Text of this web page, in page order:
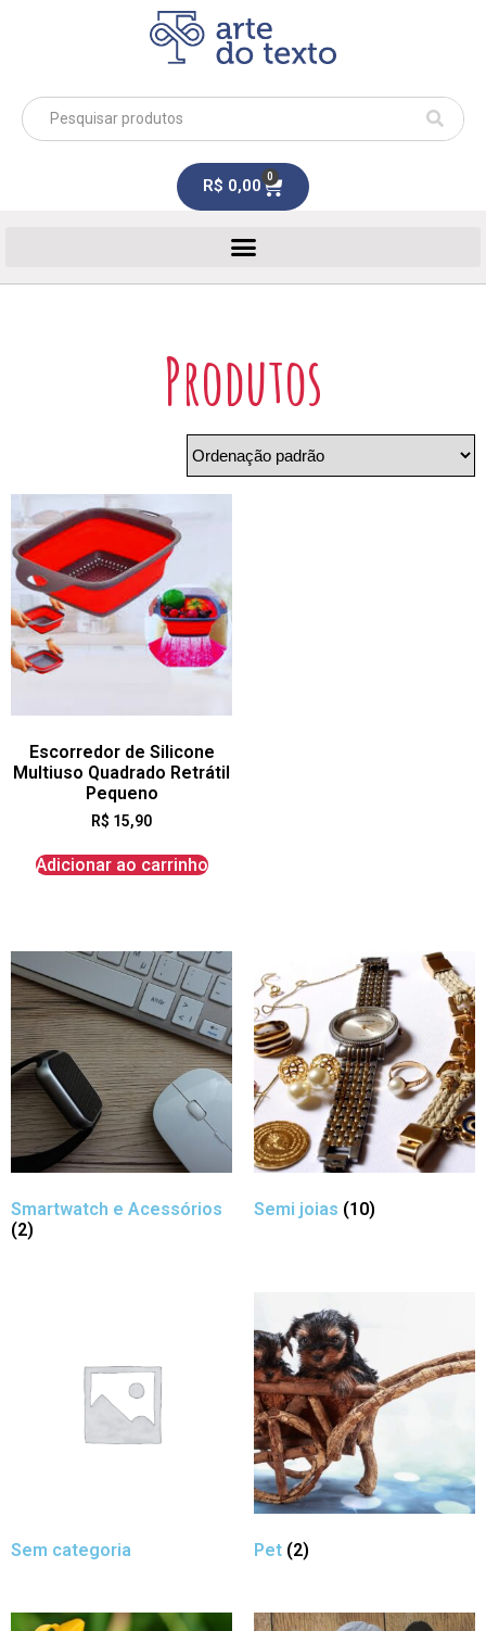
R$ 0,00 0
Produtos
Escorredor de Silicone
Multiuso Quadrado Retrátil
Pequeno
R$ 15,90
Adicionar ao carrinho
Smartwatch e Acessórios
(2)
Semi joias (10)
Sem categoria Pet (2)